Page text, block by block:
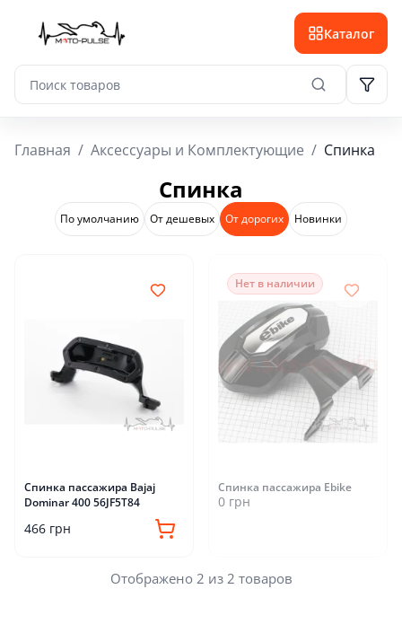
Каталог
Главная / Аксессуары и Комплектующие / Спинка
Спинка
По умолчанию От дешевых От дорогих Новинки
Спинка пассажира Bajaj
Dominar 400 56JF5T84
466 грн
Нет в наличии
Спинка пассажира Ebike
0 грн
Отображено 2 из 2 товаров